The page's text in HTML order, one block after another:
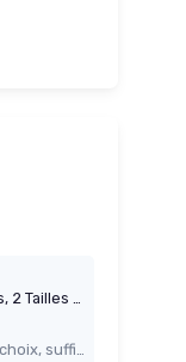
Machine à Glaçons, 12kg en 24h, 9 Glaçons en 6 Minutes, 2 Tailles de Glaçons, Machine à Glaçons Autonettoyante, avec Poignée de Transport et Cuillère, pour la Maison/Cuisine/Camping/Bar Noir
Production de glaçons régulière avec deux tailles au choix, suffisante pour un usage maison ou camping